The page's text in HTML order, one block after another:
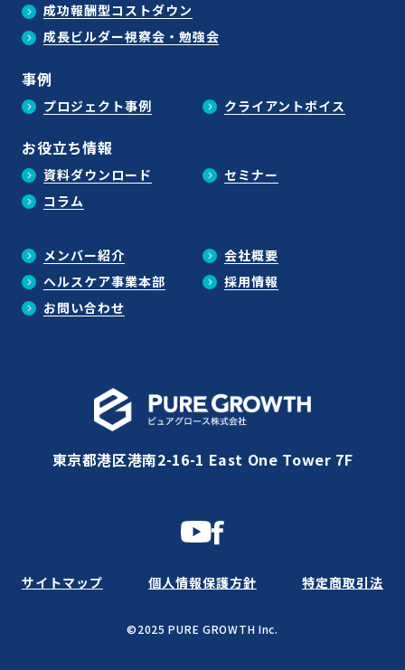
成功報酬型コストダウン
成長ビルダー視察会・勉強会
事例
プロジェクト事例 クライアントボイス
お役立ち情報
資料ダウンロード
セミナー
コラム
メンバー紹介
会社概要
ヘルスケア事業本部
採用情報
お問い合わせ
東京都港区港南2-16-1 East One Tower 7F
©2025 PURE GROWTH Inc.
サイトマップ 個人情報保護方針 特定商取引法